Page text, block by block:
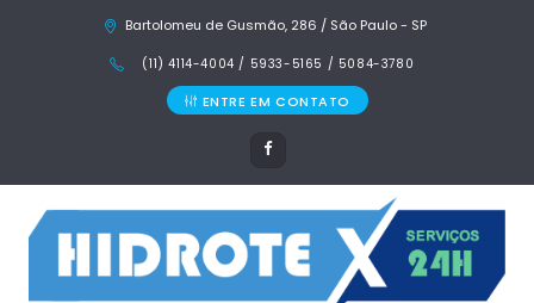
Bartolomeu de Gusmão, 286 / São Paulo - SP
(11) 4114-4004 / 5933-5165 / 5084-3780
ENTRE EM CONTATO